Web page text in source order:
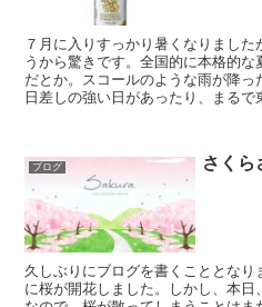
７月に入りすっかり暑くなりまし
うから驚きです。全国的に本格的
だとか。スコールのような雨が降
日差しの強い日があったり、まる
ブログ さくら
久しぶりにブログを書くこととなり
に桜が開花しました。しかし、本